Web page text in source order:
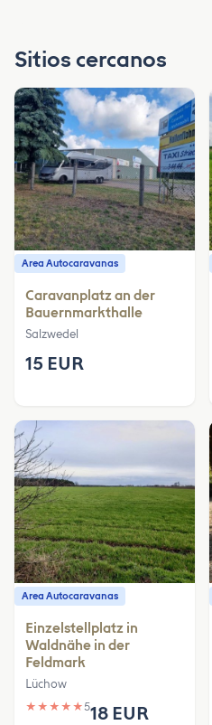
Sitios cercanos
Area Autocaravanas
Caravanplatz an der
Bauernmarkthalle
Salzwedel
15 EUR
Area Autocaravanas
Einzelstellplatz in
Waldnähe in der
Feldmark
Lüchow
★ ★ ★ ★ ★518 EUR